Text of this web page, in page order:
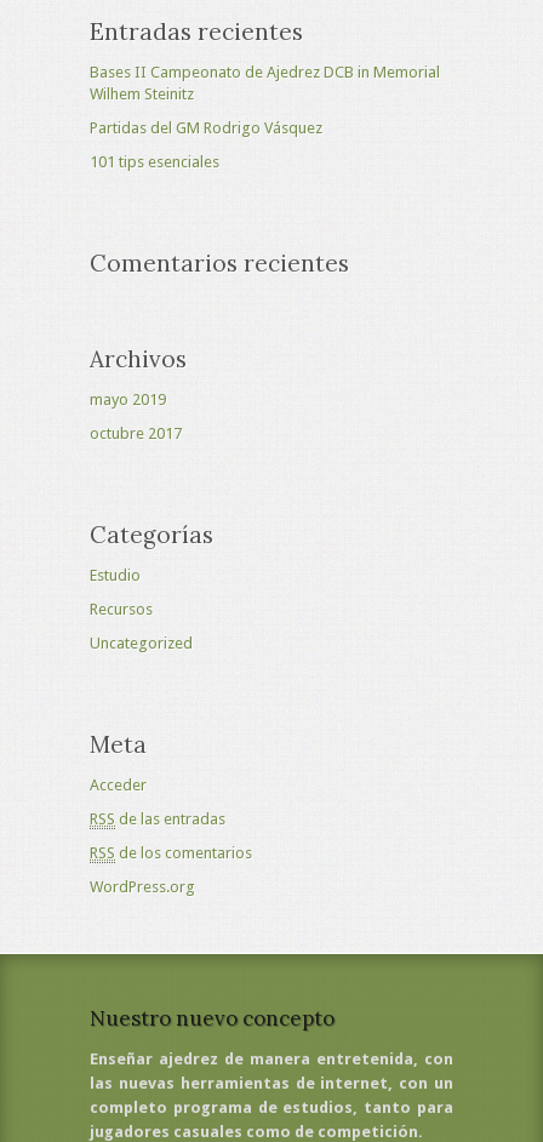
Entradas recientes
Bases II Campeonato de Ajedrez DCB in Memorial
Wilhem Steinitz
Partidas del GM Rodrigo Vásquez
101 tips esenciales
Comentarios recientes
Archivos
mayo 2019
octubre 2017
Categorías
Estudio
Recursos
Uncategorized
Meta
Acceder
RSS de las entradas
RSS de los comentarios
WordPress.org
Nuestro nuevo concepto
Enseñar ajedrez de manera entretenida, con
las nuevas herramientas de internet, con un
completo programa de estudios, tanto para
jugadores casuales como de competición.